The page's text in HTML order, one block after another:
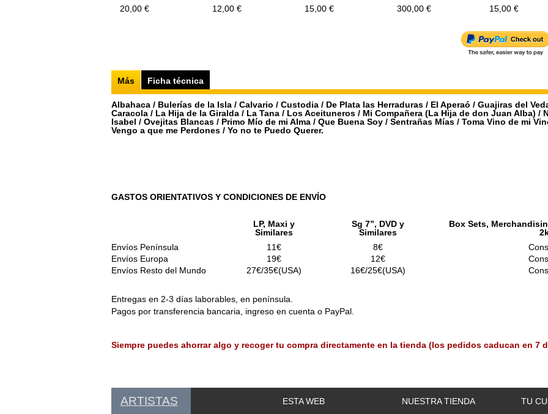
20,00 € 12,00 € 15,00 € 300,00 € 15,00 €
Más Ficha técnica
Albahaca / Bulerías de la Isla / Calvario / Custodia / De Plata las Herraduras / El Aperaó / Guajiras del
Caracola / La Hija de la Giralda / La Tana / Los Aceituneros / Mi Compañera (La Hija de don Juan Alba) /
Isabel / Ovejitas Blancas / Primo Mío de mi Alma / Que Buena Soy / Sentrañas Mías / Toma Vino de mi
Vengo a que me Perdones / Yo no te Puedo Querer.
GASTOS ORIENTATIVOS Y CONDICIONES DE ENVÍO
LP, Maxi y
Similares
Sg 7”, DVD y
Similares
Box Sets,
Envíos Península
11€ 8€
Envíos Europa
19€ 12€
Envíos Resto del Mundo
27€/35€(USA) 16€/25€(USA)
Entregas en 2-3 días laborables, en península.
Pagos por transferencia bancaria, ingreso en cuenta o PayPal.
Siempre puedes ahorrar algo y recoger tu compra directamente en la tienda (los pedidos caducan en 7
ARTISTAS ESTA WEB NUESTRA TIENDA TU